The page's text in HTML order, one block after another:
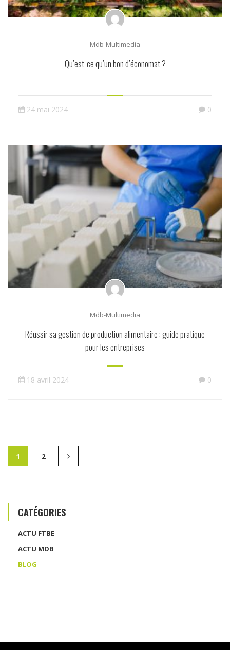
Mdb-Multimedia
Qu’est-ce qu’un bon d’économat ?
24 mai 2024 0
Mdb-Multimedia
Réussir sa gestion de production alimentaire : guide pratique
pour les entreprises
18 avril 2024 0
1 2
CATÉGORIES
ACTU FTBE
ACTU MDB
BLOG